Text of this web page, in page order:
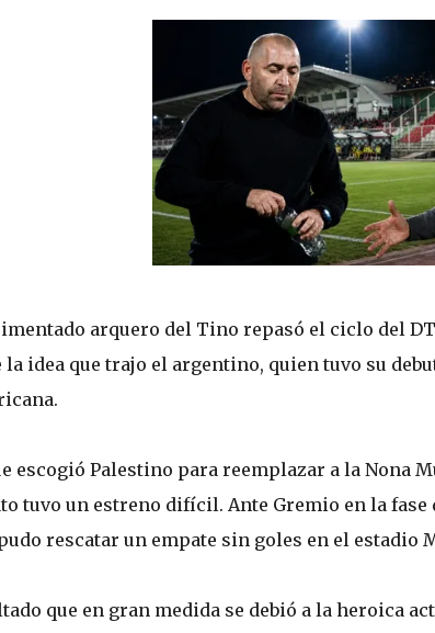
arquero del Tino repasó el ciclo del
la idea que trajo el argentino, quien tuvo su
escogió Palestino para reemplazar a la Nona
tuvo un estreno difícil. Ante Gremio en la fase
rescatar un empate sin goles en el estadio
que en gran medida se debió a la heroica